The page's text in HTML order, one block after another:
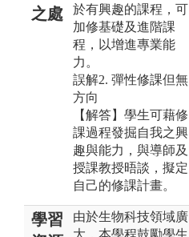
之處
於有興趣的課程，可
加修基礎及進階課
程，以增進專業能
力。
誤解2. 彈性修課但無
方向
【解答】學生可藉修
課過程發掘自我之興
趣與能力，與導師及
授課教授晤談，擬定
自己的修課計畫。
學習
由於生物科技領域廣
大，本學程鼓勵學生